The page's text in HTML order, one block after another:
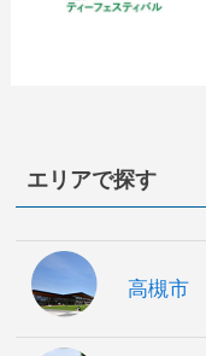
エリアで探す
高槻市